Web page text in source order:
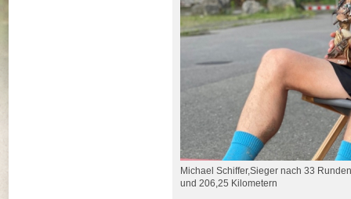
Michael Schiffer,Sieger nach 33
und 206,25 Kilometern